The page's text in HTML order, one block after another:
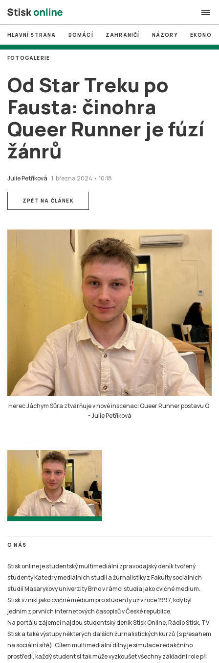
search
# MUNI
# Brno
# volby
login PŘIHLÁSIT SE
Zapomněli jste heslo?
HLAVNÍ STRANA DOMÁCÍ ZAHRANIČÍ NÁZORY
Od Star Treku po
Fausta: činohra
Queer Runner je fúzí
žánrů
Julie Petříková 1. března 2024 • 10:18
FOTOGALERIE
ZPĚT NA ČLÁNEK
Herec Jáchym Sůra ztvárňuje v nové inscenaci Queer Runner postavu Q.
-Julie Petříková
O NÁS
Stisk online je studentský multimediální zpravodajský deník tvořený
studenty Katedry mediálních studií a žurnalistiky z Fakulty sociálních
studií Masarykovy univerzity Brno v rámci studia jako cvičné médium.
Stisk vznikl jako cvičné médium pro studenty už v roce 1997, kdy byl
jedním z prvních internetových časopisů v České republice.
Na portálu zájemci najdou studentský deník Stisk Online, Rádio Stisk, TV
Stisk a také výstupy některých dalších žurnalistických kurzů (s přesahem
na sociální sítě). Cílem multimediální dílny je simulace redakčního
prostředí, každý student si tak může vyzkoušet všechny základní role při